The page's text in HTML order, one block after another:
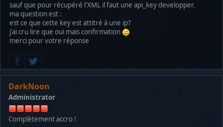
sauf que pour récupéré l'XML il faut une api_key developper.
ma question est :
est ce que cette key est attitré à une ip?
j'ai cru lire que oui mais confirmation
merci pour votre réponse
DarkNoon
Administrator
Complètement accro !